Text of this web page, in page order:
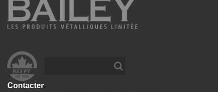
Contacter